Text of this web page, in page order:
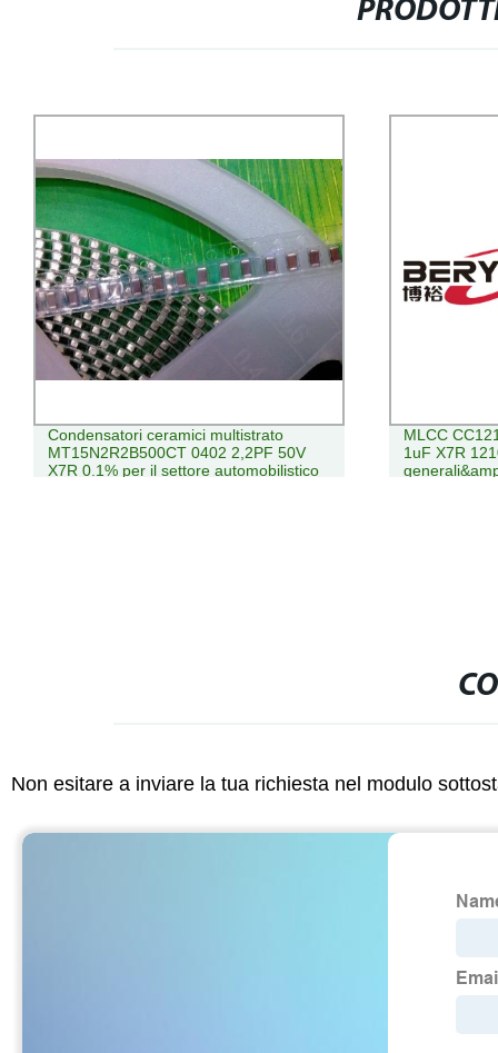
MLCC CC1210KKX7R0BB105 100 V
1uF X7R 1210 10% per impieghi
generali&amp; Condensatore
Termostato
temperatura
Non esitare a inviare la tua richiesta nel modulo